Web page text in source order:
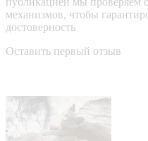
механизмов, чтобы
достоверность
Оставить первый отзыв